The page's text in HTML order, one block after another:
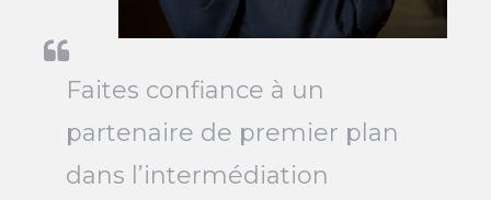
Faites confiance à un
partenaire de premier plan
dans l’intermédiation